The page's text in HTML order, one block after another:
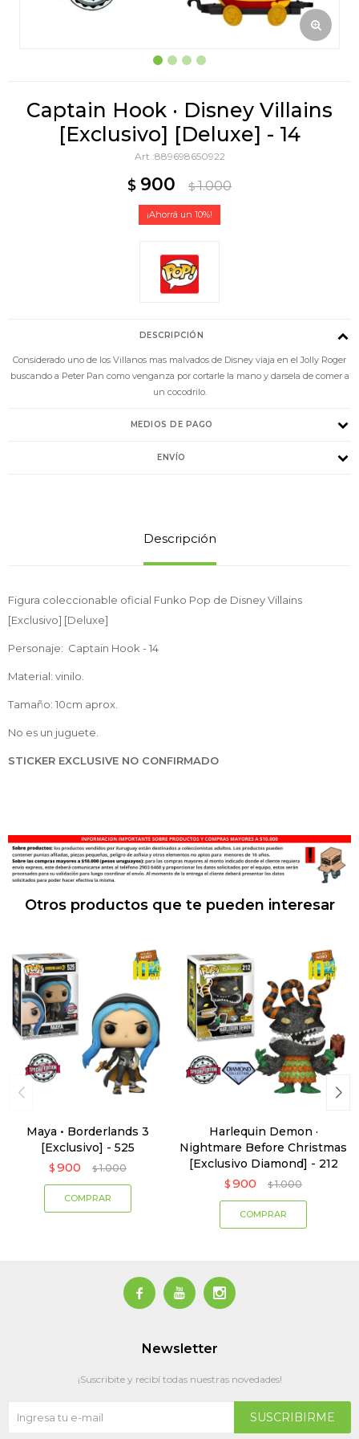
Captain Hook · Disney Villains
[Exclusivo] [Deluxe] - 14
889698650922
$ 900 $ 1.000
10
DESCRIPCIÓN
Considerado uno de los Villanos mas malvados de Disney viaja en el Jolly Roger
buscando a Peter Pan como venganza por cortarle la mano y darsela de comer a
un cocodrilo.
MEDIOS DE PAGO
ENVÍO
Descripción
Figura coleccionable oficial Funko Pop de Disney Villains
[Exclusivo] [Deluxe]
Personaje: Captain Hook - 14
Material: vinilo.
Tamaño: 10cm aprox.
No es un juguete.
STICKER EXCLUSIVE NO CONFIRMADO
Otros productos que te pueden interesar
Maya • Borderlands 3
[Exclusivo] - 525
$ 900 $ 1.000
Harlequin Demon ·
Nightmare Before Christmas
[Exclusivo Diamond] - 212
$ 900 $ 1.000
  
Newsletter
¡Suscribite y recibí todas nuestras novedades!
SUSCRIBIRME